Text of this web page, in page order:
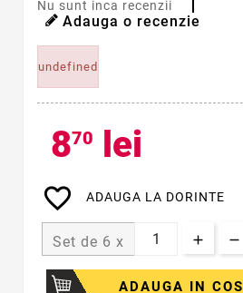
Nu sunt inca recenzii
Adauga o recenzie
undefined
870 lei
favorite_border ADAUGA LA DORINTE
Set de 6 x
ADAUGA IN COS